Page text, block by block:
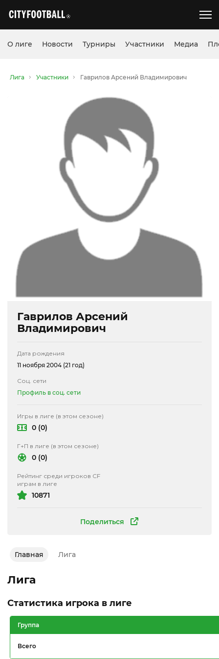
О лиге Новости Турниры Участники Медиа
Лига Участники Гаврилов Арсений Владимирович
Гаврилов Арсений
Владимирович
Поделиться
Дата рождения
11 ноября 2004 (21 год)
Соц. сети
Профиль в соц. сети
Игры в лиге (в этом сезоне)
0 (0)
Г+П в лиге (в этом сезоне)
0 (0)
Рейтинг среди игроков CF
играм в лиге
10871
Главная Лига
Лига
Статистика игрока в лиге
Группа
Всего